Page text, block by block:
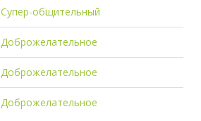
Супер-общительный
Доброжелательное
Доброжелательное
Доброжелательное